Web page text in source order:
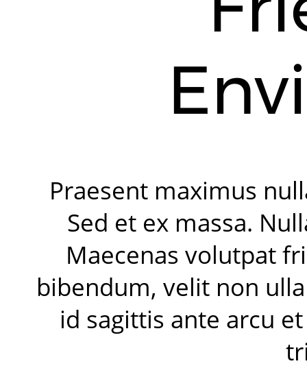
Praesent maximus
Sed et ex massa.
Maecenas volutpat
bibendum, velit non
id sagittis ante arcu